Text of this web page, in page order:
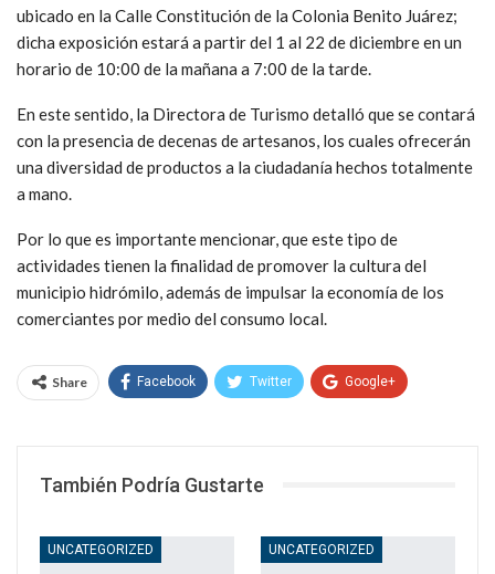
ubicado en la Calle Constitución de la Colonia Benito Juárez;
dicha exposición estará a partir del 1 al 22 de diciembre en un
horario de 10:00 de la mañana a 7:00 de la tarde.
En este sentido, la Directora de Turismo detalló que se contará
con la presencia de decenas de artesanos, los cuales ofrecerán
una diversidad de productos a la ciudadanía hechos totalmente
a mano.
Por lo que es importante mencionar, que este tipo de
actividades tienen la finalidad de promover la cultura del
municipio hidrómilo, además de impulsar la economía de los
comerciantes por medio del consumo local.
Share Facebook Twitter Google+
También Podría Gustarte
UNCATEGORIZED UNCATEGORIZED